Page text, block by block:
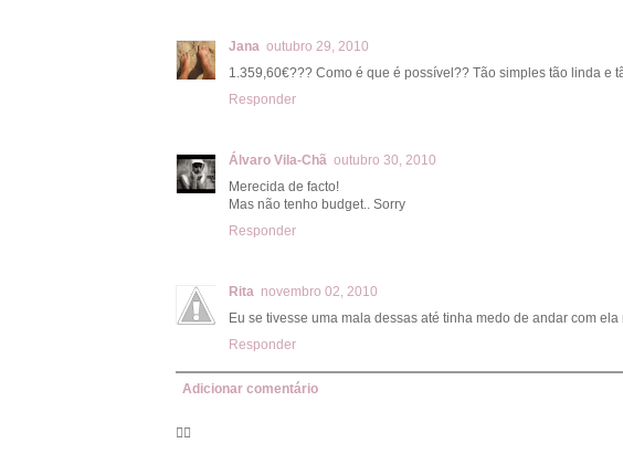
Jana outubro 29, 2010
1.359,60€??? Como é que é possível?? Tão simples tão linda e
Responder
Álvaro Vila-Chã outubro 30, 2010
Merecida de facto!
Mas não tenho budget.. Sorry
Responder
Rita novembro 02, 2010
Eu se tivesse uma mala dessas até tinha medo de andar com ela
Responder
Adicionar comentário
🦸‍♀️